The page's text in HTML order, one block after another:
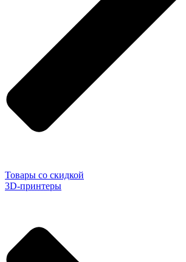
Товары со скидкой
3D-принтеры